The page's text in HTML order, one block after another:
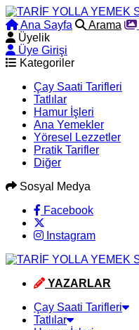
Ana Sayfa Arama
Üyelik
Üye Girişi
Kategoriler
Çay Saati Tarifleri
Tatlılar
Hamur İşleri
Ana Yemekler
Yöresel Lezzetler
Pratik Tarifler
Diğer
Sosyal Medya
Facebook
Instagram
YAZARLAR
Çay Saati Tarifleri
Tatlılar